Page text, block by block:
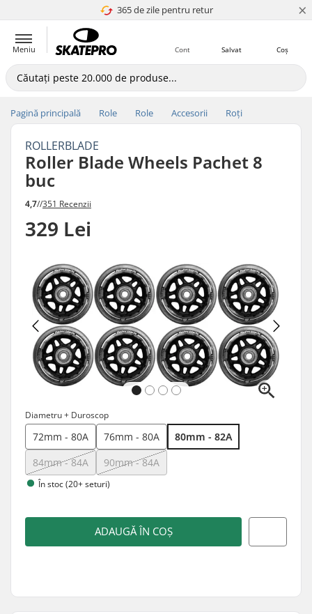
365 de zile pentru retur
4.8 a 5 ×
Meniu Coș
Salvat
Cont
Pagină principală Role Role Accesorii Roți
ROLLERBLADE
Roller Blade Wheels Pachet 8
buc
4,7//351 Recenzii
329 Lei
Diametru + Duroscop
72mm - 80A 76mm - 80A
80mm - 82A
84mm - 84A
90mm - 84A
În stoc (20+ seturi)
ADAUGĂ ÎN COȘ